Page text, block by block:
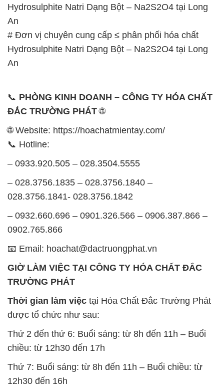
📞PHÒNG KINH DOANH – CÔNG TY HÓA CHẤT
ĐẮC TRƯỜNG PHÁT🌐
🌐 Website: https://hoachatmientay.com/
– 0933.920.505 – 028.3504.5555
028.3756.1841- 028.3756.1842
0902.765.866
📧 Email: hoachat@dactruongphat.vn
TRƯỜNG PHÁT
được tổ chức như sau:
Thứ 2 đến thứ 6: Buổi sáng: từ 8h đến 11h – Buổi
chiều: từ 12h30 đến 17h
Thứ 7: Buổi sáng: từ 8h đến 11h – Buổi chiều: từ
12h30 đến 16h
Chủ nhật: Nghỉ chủ nhật hàng tuần
thủ giờ làm việc để đảm bảo sự hỗ trợ tốt nhất cho
khách hàng và đảm bảo hiệu suất công việc cao